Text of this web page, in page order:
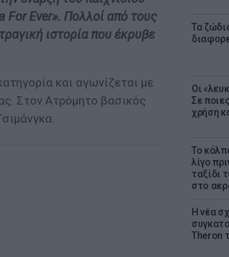
Τα
Οι
Σε
χρήση
Το
λίγο
ταξίδι
στο
Η νέα
Theron
For Ever». Πολλοί από τους
ιστορία που έκρυβε
και αγωνίζεται με
Στον Ατρόμητο βασικός